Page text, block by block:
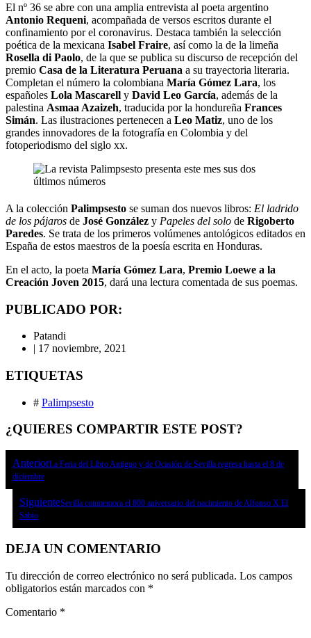
El nº 36 se abre con una amplia entrevista al poeta argentino
Antonio Requeni, acompañada de versos escritos durante el
confinamiento por el coronavirus. Destaca también la selección
poética de la mexicana Isabel Fraire, así como la de la limeña
Rosella di Paolo, de la que se publica su discurso de recepción del
premio Casa de la Literatura Peruana a su trayectoria literaria.
Completan el número la colombiana María Gómez Lara, los
españoles Lola Mascarell y David Leo García, además de la
palestina Asmaa Azaizeh, traducida por la hondureña Frances
Simán. Las ilustraciones pertenecen a Leo Matiz, uno de los
grandes innovadores de la fotografía en Colombia y del
fotoperiodismo del siglo xx.
A la colección Palimpsesto se suman dos nuevos libros: El ladrido
de los pájaros de José González y Papeles del solo de Rigoberto
Paredes. Se trata de los primeros volúmenes antológicos editados en
España de estos maestros de la poesía escrita en Honduras.
En el acto, la poeta María Gómez Lara, Premio Loewe a la
Creación Joven 2015, dará una lectura comentada de sus poemas.
PUBLICADO POR:
Patandi
| 17 noviembre, 2021
ETIQUETAS
# Palimpsesto
¿QUIERES COMPARTIR ESTE POST?
AnteriorLa Feria del Libro Antiguo y de Ocasión de Sevilla regresa hasta el 8 de
diciembre
SiguienteSevilla conmemora el 800 aniversario del nacimiento de Alfonso X El
Sabio
DEJA UN COMENTARIO
Tu dirección de correo electrónico no será publicada. Los campos
obligatorios están marcados con *
Comentario *